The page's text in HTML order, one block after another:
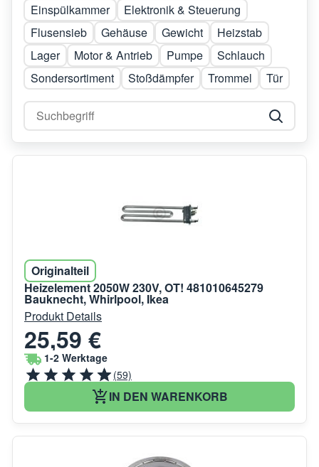
Einspülkammer
Elektronik & Steuerung
Flusensieb
Gehäuse Gewicht
Heizstab
Lager
Motor & Antrieb Pumpe
Schlauch
Sondersortiment
Stoßdämpfer Trommel Tür
Originalteil
Heizelement 2050W 230V, OT! 481010645279
Bauknecht, Whirlpool, Ikea
Produkt Details
25,59 €
1-2 Werktage
(59)
IN DEN WARENKORB